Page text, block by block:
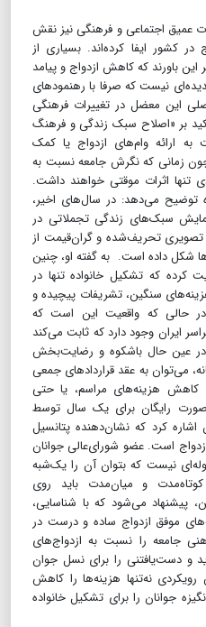
عمیق اجتماعی و فرهنگی نیز نقش
کشور ایفا کرده‌اند. بسیاری از
باورند که کاهش ازدواج و پیامد
نیست که صرفا با رهنمودهای
این معضل در تغییرات فرهنگی
بر «اصلاح سبک زندگی و فرهنگ
ارائه وام‌های ازدواج یا کمک‌
زمانی که نگرش جامعه نسبت به
تنها اثرات موقتی خواهند داشت.
توضیح می‌دهد: در سال‌های اخیر،
سبک‌های زندگی تجملاتی در
تصویری تحریف‌شده و گران‌قیمت از
شکل داده است. به گفته او، چنین
کرده که تشکیل خانواده تنها در
سنگین، تشریفات پیچیده و
حالی که واقعیت این است که
ایران وجود دارد که ثابت می‌کند
در عین حال باشکوه و رضایت‌بخش
می‌توان به عقد قراردادهای جمعی
کاهش هزینه‌های مراسم، یا حتی
صورت رایگان برای یک سال توسط
کرد که نشان‌دهنده پتانسیل
است. عضو شورای‌عالی جوانان
نیست که بتوان آن را یک‌شبه
کوتاه‌مدت و میان‌مدت باید‌ روی
پیشنهاد می‌شود که با شناسایی،
موفق ازدواج ساده و درست در
جامعه را نسبت به ازدواج‌های
و دست‌یافتنی را برای نسل جوان
نه‌تنها هزینه‌ها را کاهش
جوانان را برای تشکیل خانواده